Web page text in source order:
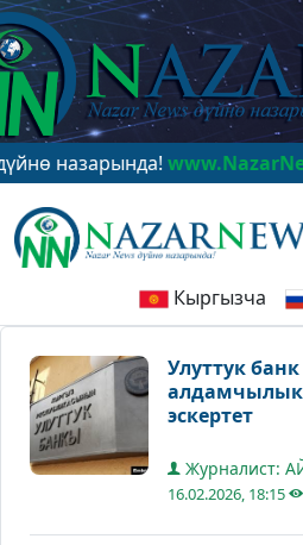
www.NazarNews.kg
Кыргызча
Улуттук
алдамчылык
эскертет
Журналист:
16.02.2026, 18:15